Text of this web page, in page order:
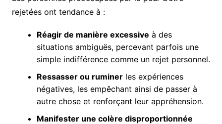
rejetées ont tendance à :
Réagir de manière excessive à des
situations ambiguës, percevant parfois une
simple indifférence comme un rejet personnel.
Ressasser ou ruminerles expériences
négatives, les empêchant ainsi de passer à
autre chose et renforçant leur appréhension.
Manifester une colère disproportionnée